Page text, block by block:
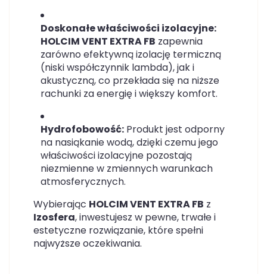
Doskonałe właściwości izolacyjne:
HOLCIM VENT EXTRA FB zapewnia
zarówno efektywną izolację termiczną
(niski współczynnik lambda), jak i
akustyczną, co przekłada się na niższe
rachunki za energię i większy komfort.
Hydrofobowość: Produkt jest odporny
na nasiąkanie wodą, dzięki czemu jego
właściwości izolacyjne pozostają
niezmienne w zmiennych warunkach
atmosferycznych.
Wybierając HOLCIM VENT EXTRA FB z
Izosfera, inwestujesz w pewne, trwałe i
estetyczne rozwiązanie, które spełni
najwyższe oczekiwania.